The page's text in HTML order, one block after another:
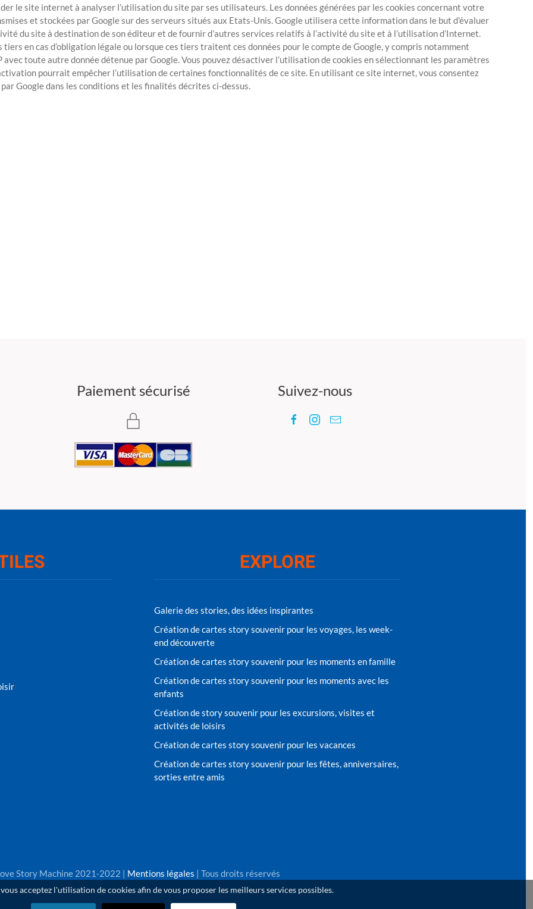
le site internet à analyser l’utilisation du site par ses utilisateurs. Les données générées par les cookies concernant votre
et stockées par Google sur des serveurs situés aux Etats-Unis. Google utilisera cette information dans le but d’évaluer
du site à destination de son éditeur et de fournir d’autres services relatifs à l’activité du site et à l’utilisation d’Internet.
en cas d’obligation légale ou lorsque ces tiers traitent ces données pour le compte de Google, y compris notamment
avec toute autre donnée détenue par Google. Vous pouvez désactiver l’utilisation de cookies en sélectionnant les paramètres
pourrait empêcher l’utilisation de certaines fonctionnalités de ce site. En utilisant ce site internet, vous consentez
Google dans les conditions et les finalités décrites ci-dessus.
Paiement sécurisé Suivez-nous
EXPLORE
Galerie des stories, des idées inspirantes
Création de cartes story souvenir pour les voyages, les week-
end découverte
Création de cartes story souvenir pour les moments en famille
Création de cartes story souvenir pour les moments avec les
enfants
Création de story souvenir pour les excursions, visites et
activités de loisirs
Création de cartes story souvenir pour les vacances
Création de cartes story souvenir pour les fêtes, anniversaires,
sorties entre amis
Story Machine 2021-2022 | Mentions légales | Tous droits réservés
acceptez l'utilisation de cookies afin de vous proposer les meilleurs services possibles.